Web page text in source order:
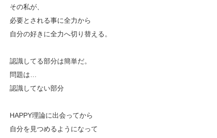
その私が、
必要とされる事に全力から
自分の好きに全力へ切り替える。
認識してる部分は簡単だ。
問題は…
認識してない部分
HAPPY理論に出会ってから
自分を見つめるようになって